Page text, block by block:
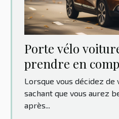
Porte vélo
prendre en
choix ?
Lorsque vous décidez
sachant que vous aurez
après...